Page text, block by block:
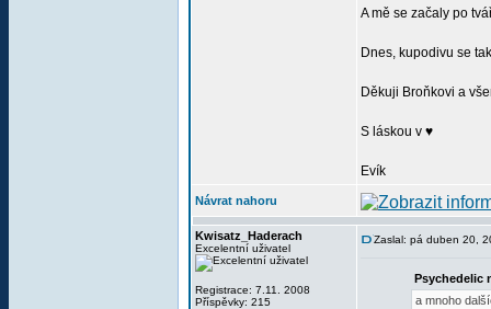
A mě se začaly po
Dnes, kupodivu se
Děkuji Broňkovi a
S láskou v ♥
Evík
Návrat nahoru
Kwisatz_Haderach
Excelentní uživatel
Registrace: 7.11. 2008
Příspěvky: 215
Zaslal: pá duben 20,
Psychedelic
a mnoho